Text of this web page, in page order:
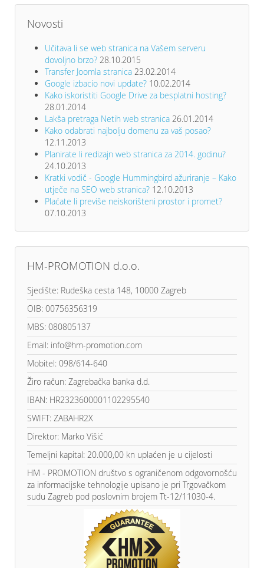
Novosti
Učitava li se web stranica na Vašem serveru
dovoljno brzo? 28.10.2015
Transfer Joomla stranica 23.02.2014
Google izbacio novi update? 10.02.2014
Kako iskoristiti Google Drive za besplatni hosting?
28.01.2014
Lakša pretraga Netih web stranica 26.01.2014
Kako odabrati najbolju domenu za vaš posao?
12.11.2013
Planirate li redizajn web stranica za 2014. godinu?
24.10.2013
Kratki vodič - Google Hummingbird ažuriranje – Kako
utječe na SEO web stranica? 12.10.2013
Plaćate li previše neiskorišteni prostor i promet?
07.10.2013
HM-PROMOTION d.o.o.
Sjedište: Rudeška cesta 148, 10000 Zagreb
OIB: 00756356319
MBS: 080805137
Email: info@hm-promotion.com
Mobitel: 098/614-640
Žiro račun: Zagrebačka banka d.d.
IBAN: HR2323600001102295540
SWIFT: ZABAHR2X
Direktor: Marko Višić
Temeljni kapital: 20.000,00 kn uplaćen je u cijelosti
HM - PROMOTION društvo s ograničenom odgovornošću
za informacijske tehnologije upisano je pri Trgovačkom
sudu Zagreb pod poslovnim brojem Tt-12/11030-4.